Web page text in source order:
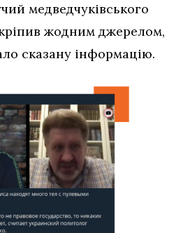
медведчуківського
жодним джерелом,
сказану інформацію.